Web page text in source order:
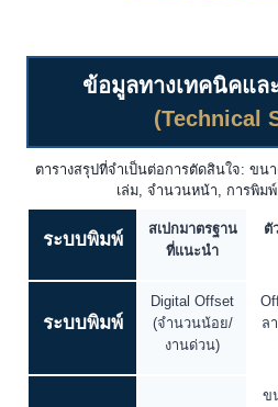
สเปกหลักที่จำเป็นต่
ปรับจูนได้ตามง